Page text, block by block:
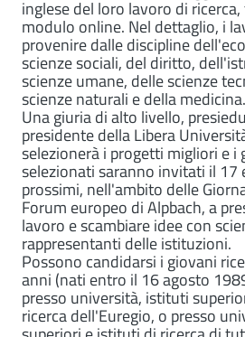
inglese del loro lavoro di
modulo online. Nel dettaglio, i
provenire dalle discipline
scienze sociali, del diritto,
scienze umane, delle scienze
scienze naturali e della medicina.
Una giuria di alto livello,
presidente della Libera
selezionerà i progetti migliori e i
selezionati saranno invitati il 17
prossimi, nell'ambito delle
Forum europeo di Alpbach, a
lavoro e scambiare idee con
rappresentanti delle istituzioni.
Possono candidarsi i giovani
anni (nati entro il 16 agosto
presso università, istituti
ricerca dell'Euregio, o presso